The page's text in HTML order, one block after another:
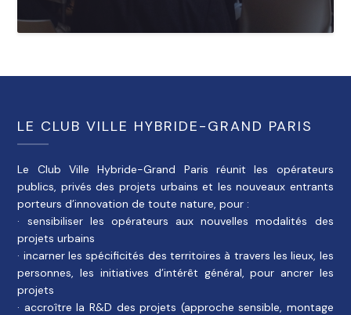
LE CLUB VILLE HYBRIDE-GRAND PARIS
Le Club Ville Hybride-Grand Paris réunit les opérateurs
publics, privés des projets urbains et les nouveaux entrants
porteurs d’innovation de toute nature, pour :
· sensibiliser les opérateurs aux nouvelles modalités des
projets urbains
· incarner les spécificités des territoires à travers les lieux, les
personnes, les initiatives d’intérêt général, pour ancrer les
projets
· accroître la R&D des projets (approche sensible, montage